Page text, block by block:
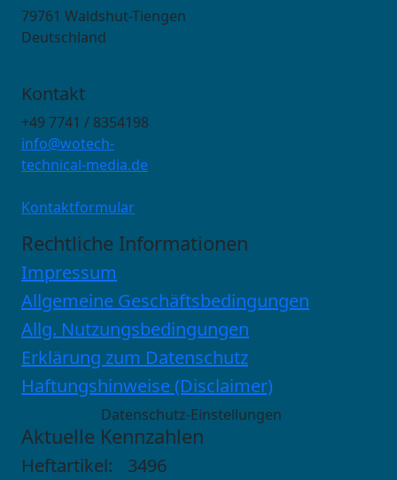
79761 Waldshut-Tiengen
Deutschland
Kontakt
+49 7741 / 8354198
info@wotech-
technical-media.de
Kontaktformular
Rechtliche Informationen
Impressum
Allgemeine Geschäftsbedingungen
Allg. Nutzungsbedingungen
Erklärung zum Datenschutz
Haftungshinweise (Disclaimer)
Datenschutz-Einstellungen
Aktuelle Kennzahlen
Heftartikel:
3496